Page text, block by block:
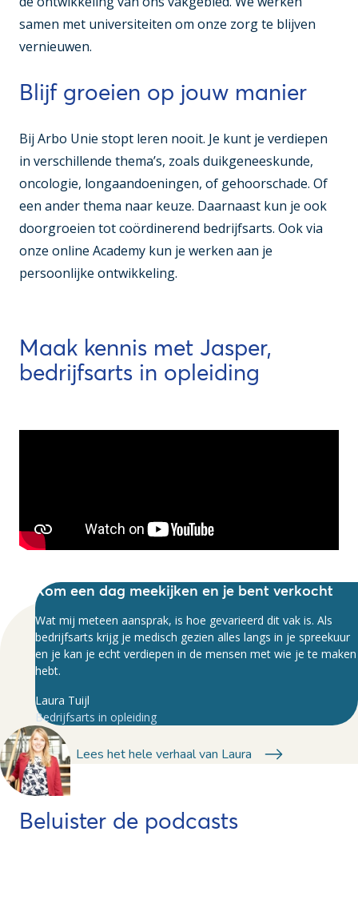
samen met universiteiten om onze zorg te blijven
vernieuwen.
Blijf groeien op jouw manier
Bij Arbo Unie stopt leren nooit. Je kunt je verdiepen
in verschillende thema’s, zoals duikgeneeskunde,
oncologie, longaandoeningen, of gehoorschade. Of
een ander thema naar keuze. Daarnaast kun je ook
doorgroeien tot coördinerend bedrijfsarts. Ook via
onze online Academy kun je werken aan je
persoonlijke ontwikkeling.
Maak kennis met Jasper,
bedrijfsarts in opleiding
Kom een dag meekijken en je bent verkocht
Wat mij meteen aansprak, is hoe gevarieerd dit vak is. Als
bedrijfsarts krijg je medisch gezien alles langs in je spreekuur
en je kan je echt verdiepen in de mensen met wie je te maken
hebt.
Laura Tuijl
Bedrijfsarts in opleiding
Lees het hele verhaal van Laura
Beluister de podcasts